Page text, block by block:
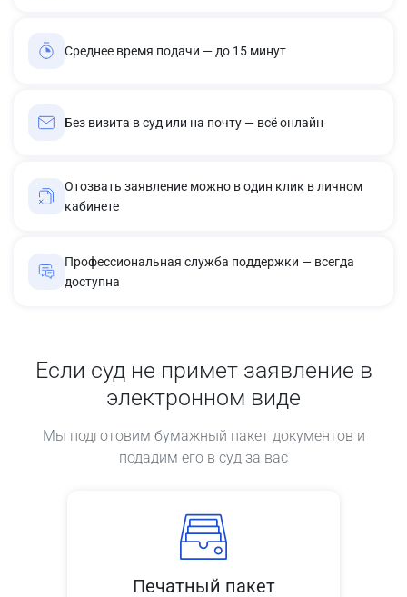
Среднее время подачи — до 15 минут
Без визита в суд или на почту — всё онлайн
Отозвать заявление можно в один клик в личном
кабинете
Профессиональная служба поддержки — всегда
доступна
Если суд не примет заявление в
электронном виде
Мы подготовим бумажный пакет документов и
подадим его в суд за вас
Печатный пакет